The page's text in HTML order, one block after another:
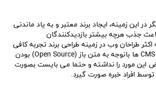
در این زمینه، ایجاد برند معتبر و به یاد ماندنی
جذب هرچه بیشتر بازدیدکنندگان
طراحان وب در زمینه طراحی برند تجربه کافی
نداشته و اکثر CMS ها بانوجه به متن باز (Open Source) بودن
این مورد را نداشته و حتما می بایست بصورت
افراد خبره صورت گیرد.